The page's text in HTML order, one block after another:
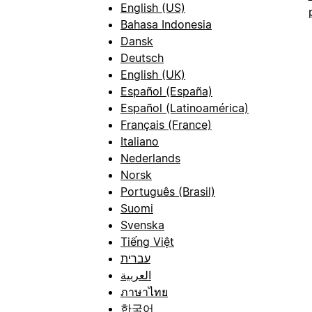
English (US)
Bahasa Indonesia
Dansk
Deutsch
English (UK)
Español (España)
Español (Latinoamérica)
Français (France)
Italiano
Nederlands
Norsk
Português (Brasil)
Suomi
Svenska
Tiếng Việt
עברית
العربية
ภาษาไทย
한국어